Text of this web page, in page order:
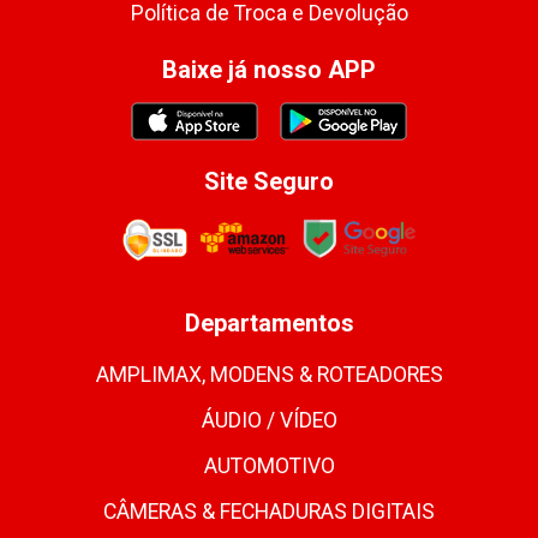
Política de Troca e Devolução
Baixe já nosso APP
Site Seguro
Departamentos
AMPLIMAX, MODENS & ROTEADORES
ÁUDIO / VÍDEO
AUTOMOTIVO
CÂMERAS & FECHADURAS DIGITAIS